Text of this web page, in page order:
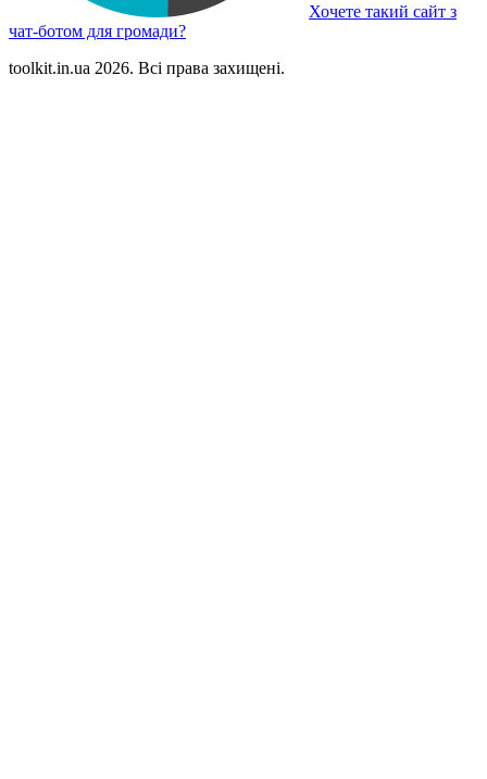
Хочете такий сайт з
чат-ботом для громади?
toolkit.in.ua 2026. Всі права захищені.